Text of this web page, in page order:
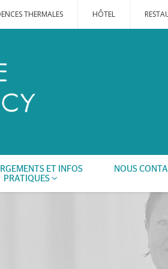
THERMALES HÔTEL
ET INFOS
PRATIQUES
NOUS